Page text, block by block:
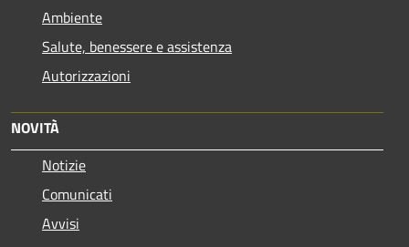
Ambiente
Salute, benessere e assistenza
Autorizzazioni
NOVITÀ
Notizie
Comunicati
Avvisi